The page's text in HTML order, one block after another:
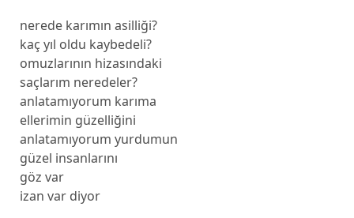
nerede karımın asilliği?
kaç yıl oldu kaybedeli?
omuzlarının hizasındaki
saçlarım neredeler?
anlatamıyorum karıma
ellerimin güzelliğini
anlatamıyorum yurdumun
güzel insanlarını
göz var
izan var diyor